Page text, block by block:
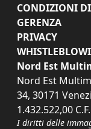
CONDIZIONI
GERENZA
PRIVACY
Nord Est
Nord Est
34, 30171
1.432.522,00
I diritti delle